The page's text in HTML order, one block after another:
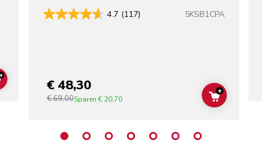
ADD TO CART
4.7 (117) 5KSB1CPA
€ 48,30
€ 69,00Sparen € 20,70 ADD TO
+